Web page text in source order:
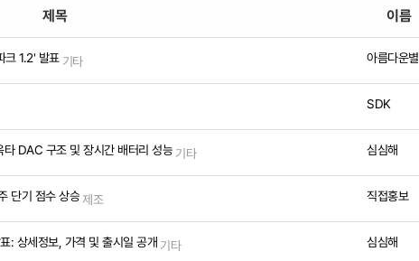
제목 이름
크 1.2' 발표 기타 아름다운별
SDK
DAC 구조 및 장시간 배터리 성능 기타 심심해
단기 점수 상승제조 직접홍보
: 상세정보, 가격 및 출시일 공개 기타 심심해